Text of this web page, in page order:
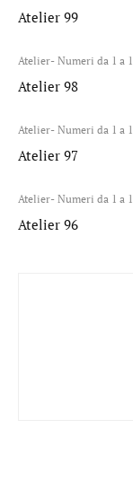
Atelier 99
Atelier- Numeri da 1 a
Atelier 98
Atelier- Numeri da 1 a
Atelier 97
Atelier- Numeri da 1 a
Atelier 96